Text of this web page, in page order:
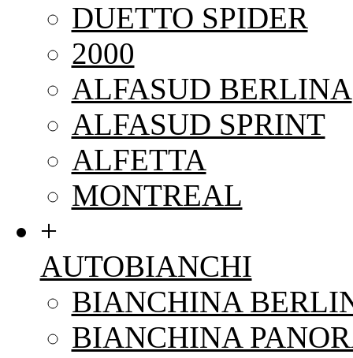
DUETTO SPIDER
2000
ALFASUD BERLINA
ALFASUD SPRINT
ALFETTA
MONTREAL
+
AUTOBIANCHI
BIANCHINA
BIANCHINA